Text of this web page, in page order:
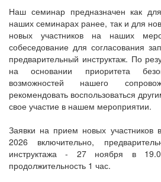
Наш семинар предназначен как
наших семинарах ранее, так и для
новых участников на наших
собеседование для согласования
предварительный инструктаж. По
на основании приоритета
возможностей нашего
рекомендовать воспользоваться
свое участие в нашем мероприятии.
Заявки на прием новых
2026 включительно,
инструктажа - 27 ноября в
продолжительность 1 час.